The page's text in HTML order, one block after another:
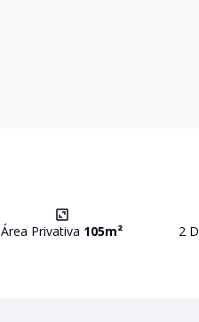
Área Privativa 105m² 2